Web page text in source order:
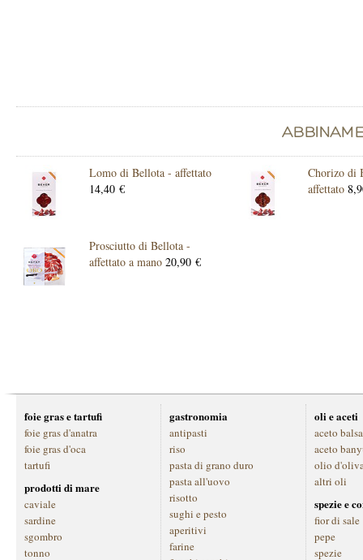
Lomo di Bellota - affettato
14,40 €
Chorizo di
affettato
Prosciutto di Bellota -
affettato a mano 20,90 €
foie gras e tartufi
foie gras d'anatra
foie gras d'oca
tartufi
prodotti di mare
caviale
sardine
sgombro
tonno
gastronomia
antipasti
riso
pasta di grano duro
pasta all'uovo
risotto
sughi e pesto
aperitivi
farine
oli e aceti
aceto
aceto
olio
altri oli
spezie e
fior di sale
pepe
spezie